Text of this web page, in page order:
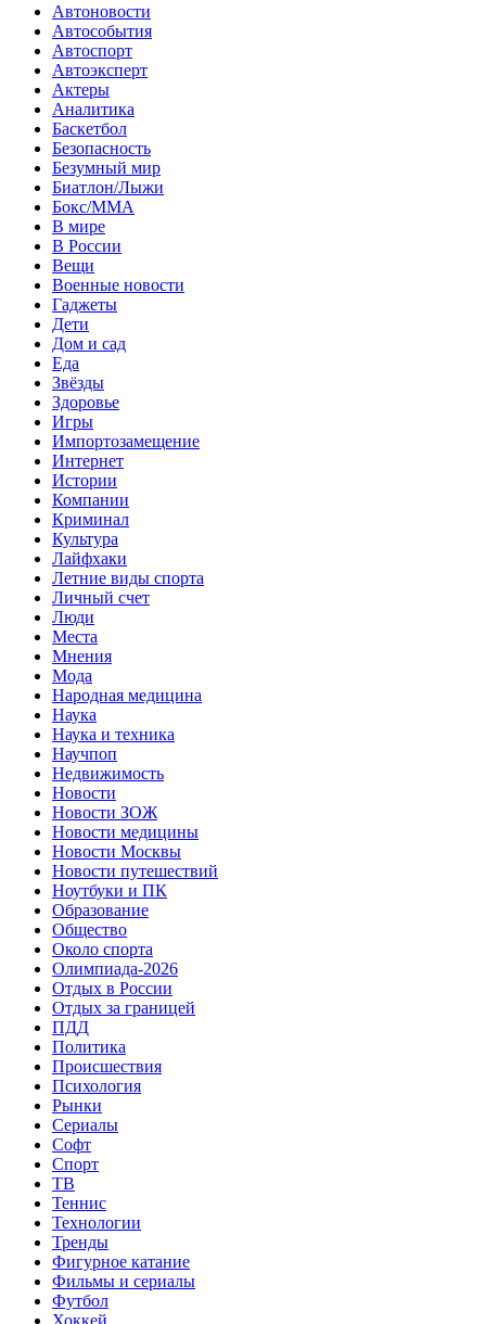
Автоновости
Автособытия
Автоспорт
Автоэксперт
Актеры
Аналитика
Баскетбол
Безопасность
Безумный мир
Биатлон/Лыжи
Бокс/MMA
В мире
В России
Вещи
Военные новости
Гаджеты
Дети
Дом и сад
Еда
Звёзды
Здоровье
Игры
Импортозамещение
Интернет
Истории
Компании
Криминал
Культура
Лайфхаки
Летние виды спорта
Личный счет
Люди
Места
Мнения
Мода
Народная медицина
Наука
Наука и техника
Научпоп
Недвижимость
Новости
Новости ЗОЖ
Новости медицины
Новости Москвы
Новости путешествий
Ноутбуки и ПК
Образование
Общество
Около спорта
Олимпиада-2026
Отдых в России
Отдых за границей
ПДД
Политика
Происшествия
Психология
Рынки
Сериалы
Софт
Спорт
ТВ
Теннис
Технологии
Тренды
Фигурное катание
Фильмы и сериалы
Футбол
Хоккей